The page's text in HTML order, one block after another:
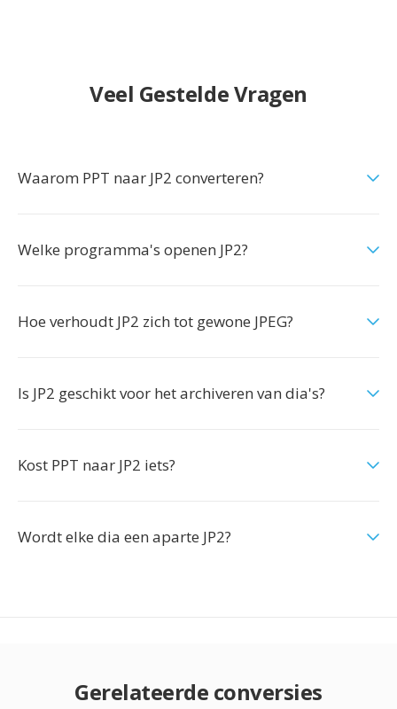
Veel Gestelde Vragen
Waarom PPT naar JP2 converteren?
Welke programma's openen JP2?
Hoe verhoudt JP2 zich tot gewone JPEG?
Is JP2 geschikt voor het archiveren van dia's?
Kost PPT naar JP2 iets?
Wordt elke dia een aparte JP2?
Gerelateerde conversies